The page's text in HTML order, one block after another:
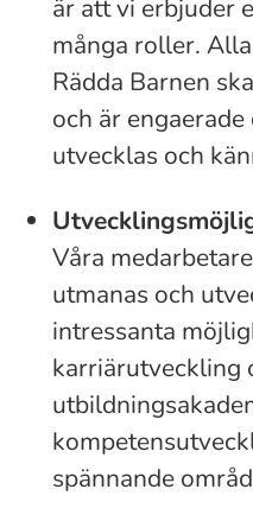
är att vi erbjuder
många roller.
Rädda Barnen
och är
utvecklas och
Våra
utmanas och
intressanta
karriärutveckling
spännande